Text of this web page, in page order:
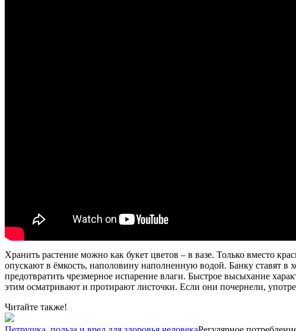
Хранить растение можно как букет цветов – в вазе. Только вместо
опускают в ёмкость, наполовину наполненную водой. Банку ставят
предотвратить чрезмерное испарение влаги. Быстрое высыхание
этим осматривают и протирают листочки. Если они почернели,
Читайте также!